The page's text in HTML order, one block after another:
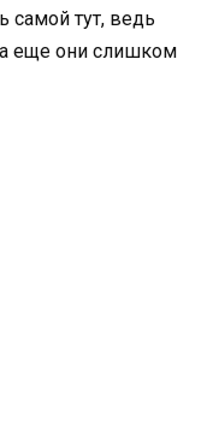
самой тут, ведь
а еще они слишком